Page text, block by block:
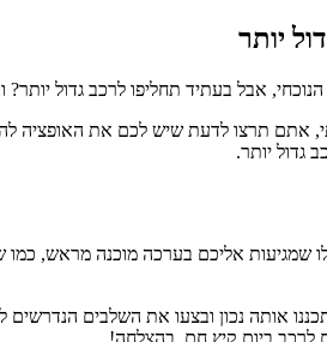
יותר
אבל בעתיד תחליפו לרכב גדול
תרצו לדעת שיש לכם את האופציה
גדול יותר.
האינטרנט, כאלו שמגיעות אליכם בערכה
אותה נכון ובצעו את השלבים
לרכב ביום קיץ חם. בהצלחה!